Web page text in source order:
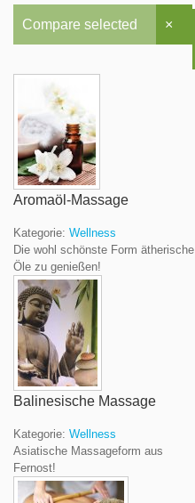
Compare selected ×
Aromaöl-Massage
Kategorie: Wellness
Die wohl schönste Form ätherische
Öle zu genießen!
Balinesische Massage
Kategorie: Wellness
Asiatische Massageform aus
Fernost!